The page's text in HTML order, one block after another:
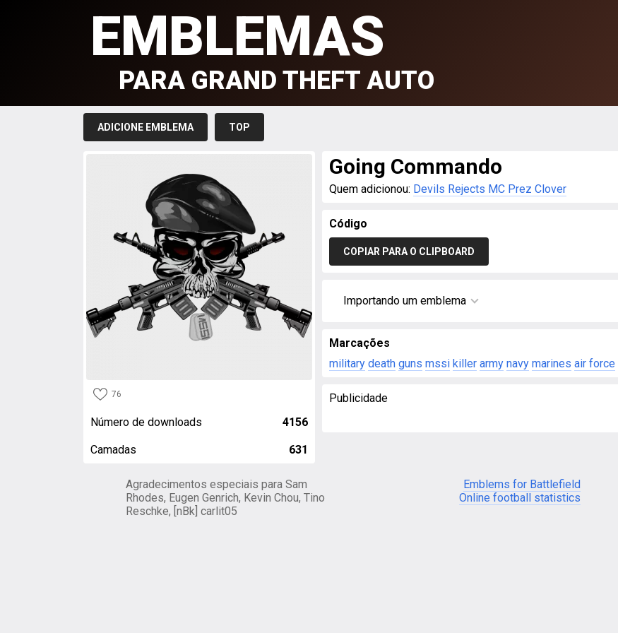
EMBLEMAS
PARA GRAND THEFT AUTO
ADICIONE EMBLEMA TOP
76
Número de downloads 4156
Camadas 631
Going Commando
Quem adicionou: Devils Rejects MC Prez Clover
Código
COPIAR PARA O CLIPBOARD
Importando um emblema
Marcações
military death guns mssi killer army navy marines air force
Publicidade
Agradecimentos especiais para Sam
Rhodes, Eugen Genrich, Kevin Chou, Tino
Reschke, [nBk] carlit05
Emblems for Battlefield
Online football statistics